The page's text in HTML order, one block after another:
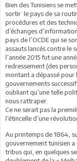
Bien des Tunisiens se
sortir le pays de sa
procédures et des
d’échanges
pays de l’OCDE qui se
assauts lancés contre le
l’année 2015 fut une
redressement (des
montant a dépassé pour
gouvernements
oubliant qu’une telle
nous rattraper.
Ce ne serait pas la
l’étincelle d’une
Au printemps de 1864,
gouvernement tunisien
tribus qui, en quelques